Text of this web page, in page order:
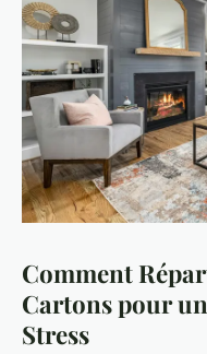
Comment
Cartons pour
Stress